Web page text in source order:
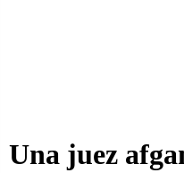
Una juez